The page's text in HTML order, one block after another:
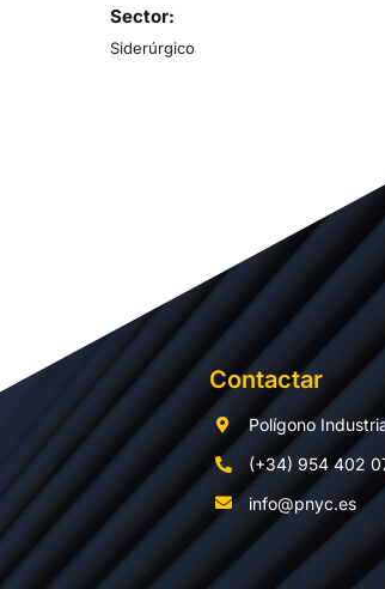
Sector:
Siderúrgico
Contactar
Polígono
(+34) 954 402
info@pnyc.es